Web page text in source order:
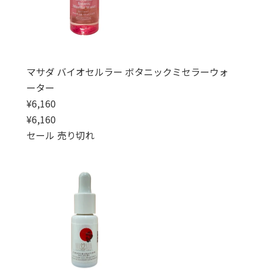
マサダ バイオセルラー ボタニックミセラーウォ
ーター
通常価格
¥6,160
通常価格
セール価格
¥6,160
セール 売り切れ